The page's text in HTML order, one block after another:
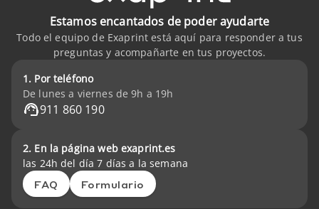
Estamos encantados de poder ayudarte
Todo el equipo de Exaprint está aquí para responder a tus
preguntas y acompañarte en tus proyectos.
1. Por teléfono
De lunes a viernes de 9h a 19h
911 860 190
2. En la página web exaprint.es
las 24h del día 7 días a la semana
FAQ Formulario